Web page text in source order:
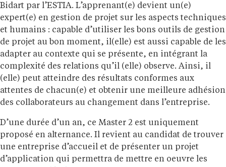
Bidart par l’ESTIA. L’apprenant(e) devient un(e)
expert(e) en gestion de projet sur les aspects techniques
et humains : capable d’utiliser les bons outils de gestion
de projet au bon moment, il(elle) est aussi capable de les
adapter au contexte qui se présente, en intégrant la
complexité des relations qu’il (elle) observe. Ainsi, il
(elle) peut atteindre des résultats conformes aux
attentes de chacun(e) et obtenir une meilleure adhésion
des collaborateurs au changement dans l’entreprise.
D’une durée d’un an, ce Master 2 est uniquement
proposé en alternance. Il revient au candidat de trouver
une entreprise d’accueil et de présenter un projet
d’application qui permettra de mettre en oeuvre les